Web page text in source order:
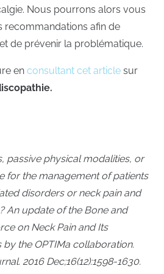
Nous pourrons alors vous
recommandations afin de
de prévenir la problématique.
en consultant cet article sur
passive physical modalities, or
for the management of patients
disorders or neck pain and
An update of the Bone and
on Neck Pain and Its
the OPTIMa collaboration.
2016 Dec;16(12):1598-1630.